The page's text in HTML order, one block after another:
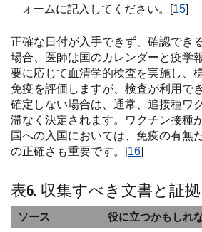
ォームに記入してください。[15]
正確な日付が入手できず、確認でき
場合、医師は国のカレンダーと疫学
要に応じて血清学的検査を実施し、
免疫を評価しますが、検査が利用で
確定しない場合は、通常、追接種ワ
滞なく決定されます。ワクチン接種
国への入国においては、免疫の有無
の正確さも重要です。[16]
表6. 収集すべき文書と証拠
ソース
役に立つかもしれ